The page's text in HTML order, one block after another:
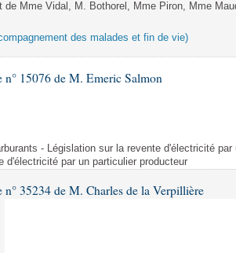
sociale
et orales
des débats
de Mme Vidal, M. Bothorel, Mme Piron, Mme
des malades et fin de vie)
n° 15076 de M. Emeric Salmon
- Législation sur la revente d'électricité
d'électricité par un particulier producteur
n° 35234 de M. Charles de la Verpillière